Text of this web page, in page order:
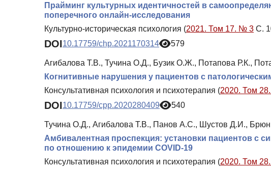
Прайминг культурных идентичностей в
поперечного онлайн-исследования
Культурно-историческая психология (2021. Том 17. № 3 С.
DOI10.17759/chp.2021170314 579
Агибалова Т.В., Тучина О.Д., Бузик О.Ж., Потапова Р.К.,
Когнитивные нарушения у пациентов с
Консультативная психология и психотерапия (2020. Том
DOI10.17759/cpp.2020280409 540
Тучина О.Д., Агибалова Т.В., Панов А.С., Шустов Д.И.,
Амбивалентная проспекция: установки пациентов с
по отношению к эпидемии COVID-19
Консультативная психология и психотерапия (2020. Том